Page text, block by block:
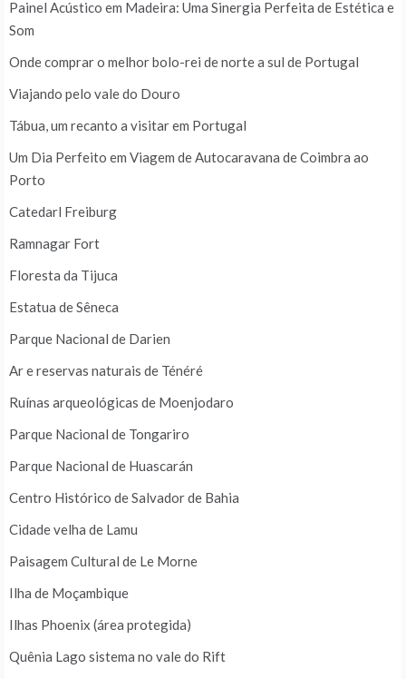
Painel Acústico em Madeira: Uma Sinergia Perfeita de Estética e
Som
Onde comprar o melhor bolo-rei de norte a sul de Portugal
Viajando pelo vale do Douro
Tábua, um recanto a visitar em Portugal
Um Dia Perfeito em Viagem de Autocaravana de Coimbra ao
Porto
Catedarl Freiburg
Ramnagar Fort
Floresta da Tijuca
Estatua de Sêneca
Parque Nacional de Darien
Ar e reservas naturais de Ténéré
Ruínas arqueológicas de Moenjodaro
Parque Nacional de Tongariro
Parque Nacional de Huascarán
Centro Histórico de Salvador de Bahia
Cidade velha de Lamu
Paisagem Cultural de Le Morne
Ilha de Moçambique
Ilhas Phoenix (área protegida)
Quênia Lago sistema no vale do Rift